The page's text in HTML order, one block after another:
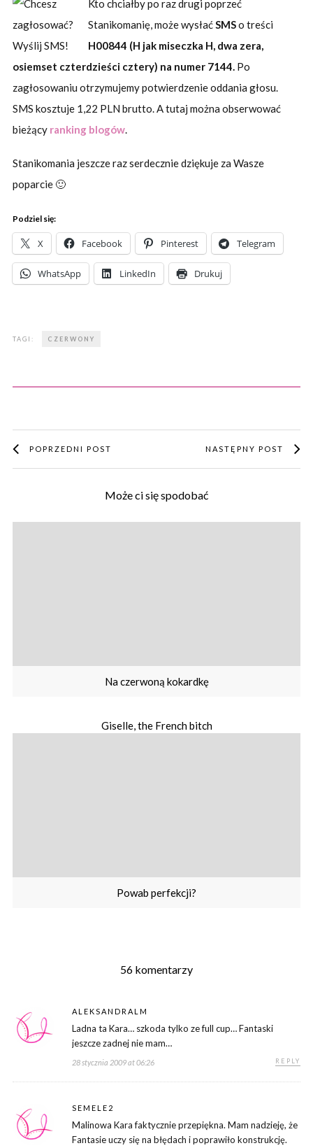
Kto chciałby po raz drugi poprzeć
Stanikomanię, może wysłaćSMSo treści
H00844 (H jak miseczka H, dwa zera,
osiemset czterdzieści cztery) na numer 7144.Po
zagłosowaniu otrzymujemy potwierdzenie oddania głosu.
SMS kosztuje 1,22 PLN brutto. A tutaj można obserwować
bieżący ranking blogów.
Stanikomania jeszcze raz serdecznie dziękuje za Wasze
poparcie 🙂
Podziel się:
X Facebook Pinterest Telegram
WhatsApp LinkedIn Drukuj
TAGI: CZERWONY
POPRZEDNI POST NASTĘPNY POST
Może ci się spodobać
Na czerwoną kokardkę
Giselle, the French bitch
Powab perfekcji?
56 komentarzy
ALEKSANDRALM
Ladna ta Kara… szkoda tylko ze full cup… Fantaski
jeszcze zadnej nie mam…
28 stycznia 2009 at 06:26 REPLY
SEMELE2
Malinowa Kara faktycznie przepiękna. Mam nadzieję, że
Fantasie uczy się na błędach i poprawiło konstrukcję.